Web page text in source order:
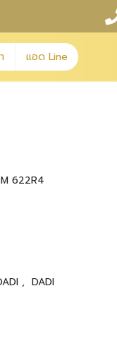
แอด Line
622R4
, DADI